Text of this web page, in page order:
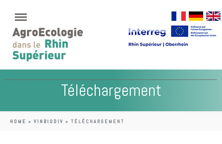
Téléchargement
HOME » VINBIODIV » TÉLÉCHARGEMENT